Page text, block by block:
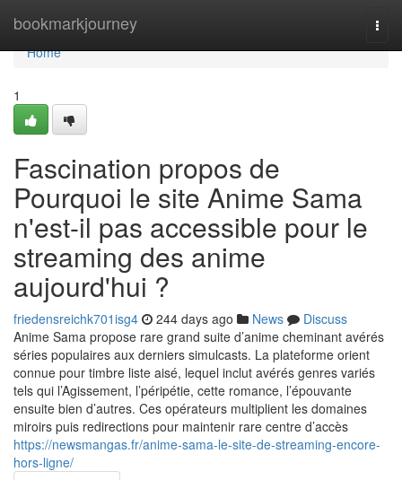
bookmarkjourney
Home
Home
1
Fascination propos de
Pourquoi le site Anime Sama
n'est-il pas accessible pour le
streaming des anime
aujourd'hui ?
friedensreichk701isg4 244 days ago News
Discuss
Anime Sama propose rare grand suite d’anime cheminant avérés
séries populaires aux derniers simulcasts. La plateforme orient
connue pour timbre liste aisé, lequel inclut avérés genres variés
tels qui l’Agissement, l’péripétie, cette romance, l’épouvante
ensuite bien d’autres. Ces opérateurs multiplient les domaines
miroirs puis redirections pour maintenir rare centre d’accès
https://newsmangas.fr/anime-sama-le-site-de-streaming-encore-
hors-ligne/